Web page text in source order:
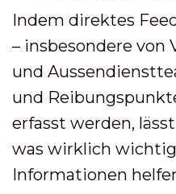
Indem direktes
– insbesondere
und
und
erfasst werden,
was wirklich
Informationen